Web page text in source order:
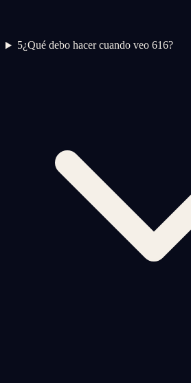
5¿Qué debo hacer cuando veo 616?